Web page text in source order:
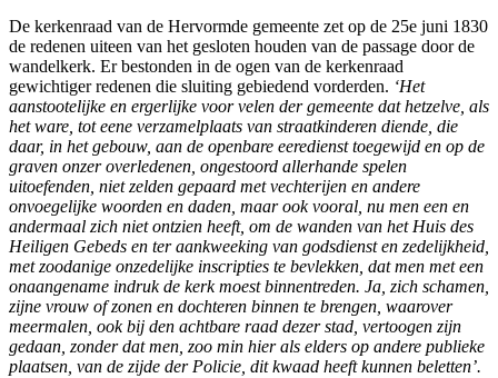
De kerkenraad van de Hervormde gemeente zet op de 25e juni 1830
de redenen uiteen van het gesloten houden van de passage door de
wandelkerk. Er bestonden in de ogen van de kerkenraad
gewichtiger redenen die sluiting gebiedend vorderden. ‘Het
aanstootelijke en ergerlijke voor velen der gemeente dat hetzelve, als
het ware, tot eene verzamelplaats van straatkinderen diende, die
daar, in het gebouw, aan de openbare eeredienst toegewijd en op de
graven onzer overledenen, ongestoord allerhande spelen
uitoefenden, niet zelden gepaard met vechterijen en andere
onvoegelijke woorden en daden, maar ook vooral, nu men een en
andermaal zich niet ontzien heeft, om de wanden van het Huis des
Heiligen Gebeds en ter aankweeking van godsdienst en zedelijkheid,
met zoodanige onzedelijke inscripties te bevlekken, dat men met een
onaangename indruk de kerk moest binnentreden. Ja, zich schamen,
zijne vrouw of zonen en dochteren binnen te brengen, waarover
meermalen, ook bij den achtbare raad dezer stad, vertoogen zijn
gedaan, zonder dat men, zoo min hier als elders op andere publieke
plaatsen, van de zijde der Policie, dit kwaad heeft kunnen beletten’.